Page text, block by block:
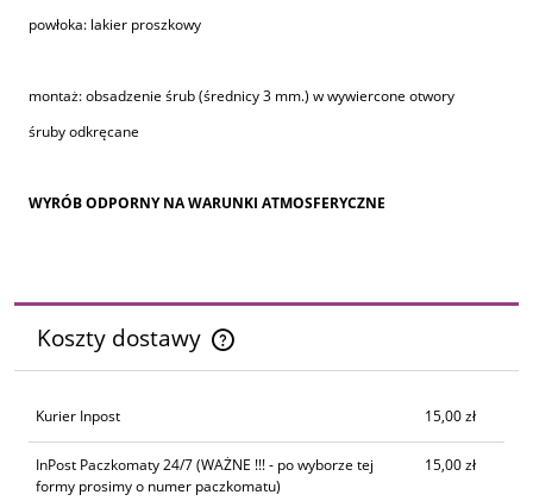
powłoka: lakier proszkowy
montaż: obsadzenie śrub (średnicy 3 mm.) w wywiercone otwory
śruby odkręcane
WYRÓB ODPORNY NA WARUNKI ATMOSFERYCZNE
Koszty dostawy
Cena nie zawiera ewentualnych kosztów płatności
Kurier Inpost 15,00 zł
InPost Paczkomaty 24/7(WAŻNE !!! - po wyborze tej
formy prosimy o numer paczkomatu)
15,00 zł